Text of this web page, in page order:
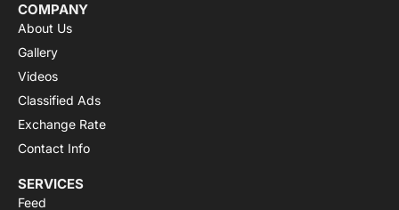
COMPANY
About Us
Gallery
Videos
Classified Ads
Exchange Rate
Contact Info
SERVICES
Feed